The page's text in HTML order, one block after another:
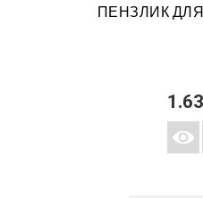
ПЕНЗЛИК ДЛЯ